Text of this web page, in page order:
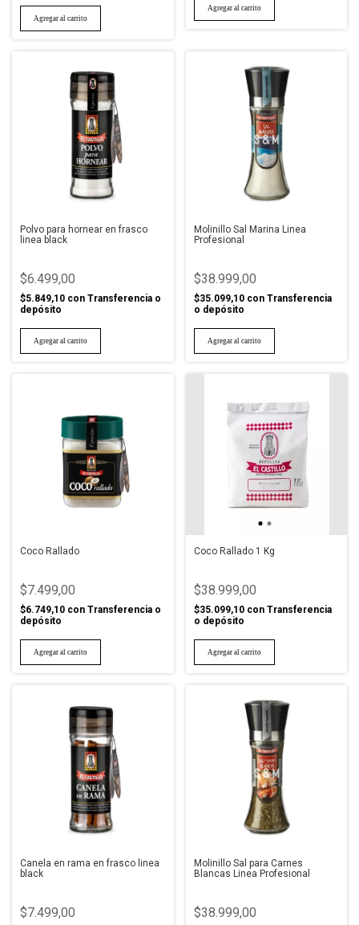
Polvo para hornear en frasco
linea black
$6.499,00
$5.849,10 con Transferencia o
depósito
Molinillo Sal Marina Linea
Profesional
$38.999,00
$35.099,10 con Transferencia
o depósito
Coco Rallado
$7.499,00
$6.749,10 con Transferencia o
depósito
Coco Rallado 1 Kg
$38.999,00
$35.099,10 con Transferencia
o depósito
Canela en rama en frasco linea
black
$7.499,00
Molinillo Sal para Carnes
Blancas Linea Profesional
$38.999,00